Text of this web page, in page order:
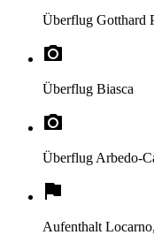
Überflug Gotthard
Überflug Biasca
Überflug Arbedo-
Aufenthalt Locarno,